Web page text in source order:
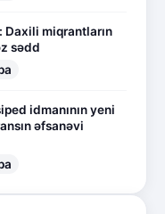
Daxili miqrantların
sədd
idmanının yeni
əfsanəvi